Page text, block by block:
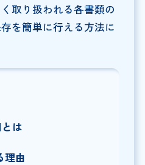
取り扱われる各書類の
を簡単に行える方法に
は
理由